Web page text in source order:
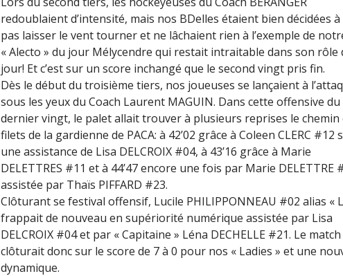
redoublaient d’intensité, mais nos BDelles étaient bien décidées à
pas laisser le vent tourner et ne lâchaient rien à l’exemple de
« Alecto » du jour Mélycendre qui restait intraitable dans son rôle
jour! Et c’est sur un score inchangé que le second vingt pris fin.
Dès le début du troisième tiers, nos joueuses se lançaient à
sous les yeux du Coach Laurent MAGUIN. Dans cette offensive du
dernier vingt, le palet allait trouver à plusieurs reprises le chemin
filets de la gardienne de PACA: à 42’02 grâce à Coleen CLERC #12
une assistance de Lisa DELCROIX #04, à 43’16 grâce à Marie
DELETTRES #11 et à 44’47 encore une fois par Marie DELETTRE
assistée par Thaïs PIFFARD #23.
Clôturant se festival offensif, Lucile PHILIPPONNEAU #02 alias «
frappait de nouveau en supériorité numérique assistée par Lisa
DELCROIX #04 et par « Capitaine » Léna DECHELLE #21. Le match
clôturait donc sur le score de 7 à 0 pour nos « Ladies » et une
dynamique.